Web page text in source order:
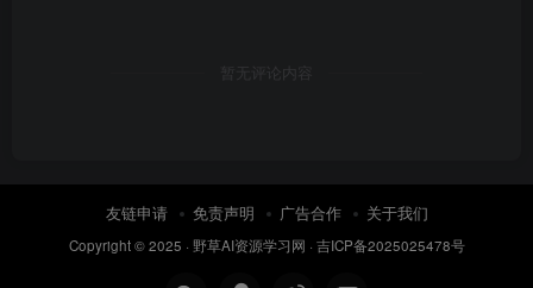
暂无评论内容
友链申请 免责声明 广告合作 关于我们
Copyright © 2025 · 野草AI资源学习网 · 吉ICP备2025025478号